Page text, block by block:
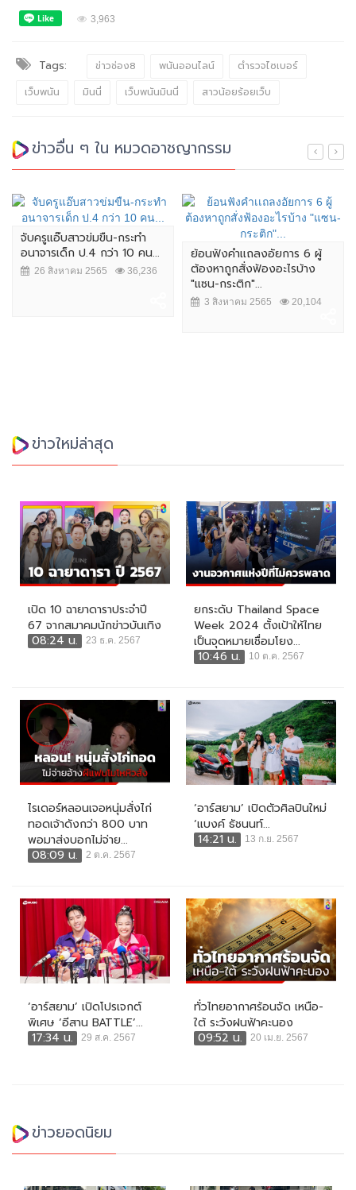
3,963
Tags: ข่าวช่อง8 พนันออนไลน์
ตำรวจไซเบอร์
เว็บพนัน
มินนี่ เว็บพนันมินนี่ สาวน้อยร้อยเว็บ
ข่าวอื่น ๆ ใน หมวดอาชญากรรม
จับครูแอ๊บสาวข่มขืน-กระทำ
อนาจารเด็ก ป.4 กว่า 10 คน...
26 สิงหาคม 2565 36,236
ย้อนฟังคำเเถลงอัยการ 6 ผู้
ต้องหาถูกสั่งฟ้องอะไรบ้าง
"แซน-กระติก"...
3 สิงหาคม 2565 20,104
ข่าวใหม่ล่าสุด
เปิด 10 ฉายาดาราประจำปี
67 จากสมาคมนักข่าวบันเทิง
08:24 น.
23 ธ.ค. 2567
ยกระดับ Thailand Space
Week 2024 ตั้งเป้าให้ไทย
เป็นจุดหมายเชื่อมโยง...
10:46 น.
10 ต.ค. 2567
ไรเดอร์หลอนเจอหนุ่มสั่งไก่
ทอดเจ้าดังกว่า 800 บาท
พอมาส่งบอกไม่จ่าย...
08:09 น.
2 ต.ค. 2567
‘อาร์สยาม’ เปิดตัวศิลปินใหม่
‘แบงค์ ธัชนนท์...
14:21 น.
13 ก.ย. 2567
‘อาร์สยาม’ เปิดโปรเจกต์
พิเศษ ‘อีสาน BATTLE’...
17:34 น.
29 ส.ค. 2567
ทั่วไทยอากาศร้อนจัด เหนือ-
ใต้ ระวังฝนฟ้าคะนอง
09:52 น.
20 เม.ย. 2567
ข่าวยอดนิยม